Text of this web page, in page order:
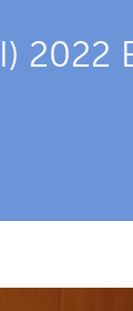
2022